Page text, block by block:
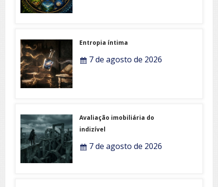
Entropia íntima
7 de agosto de 2026
Avaliação imobiliária do
indizível
7 de agosto de 2026